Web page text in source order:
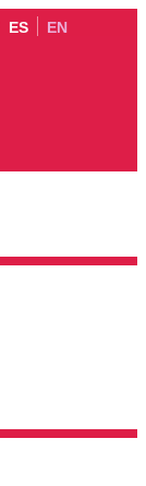
ES EN